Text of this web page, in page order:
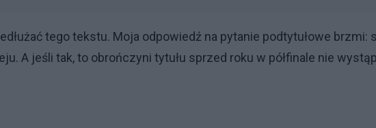
tego tekstu. Moja odpowiedź na pytanie podtytułowe brzmi:
A jeśli tak, to obrończyni tytułu sprzed roku w półfinale nie